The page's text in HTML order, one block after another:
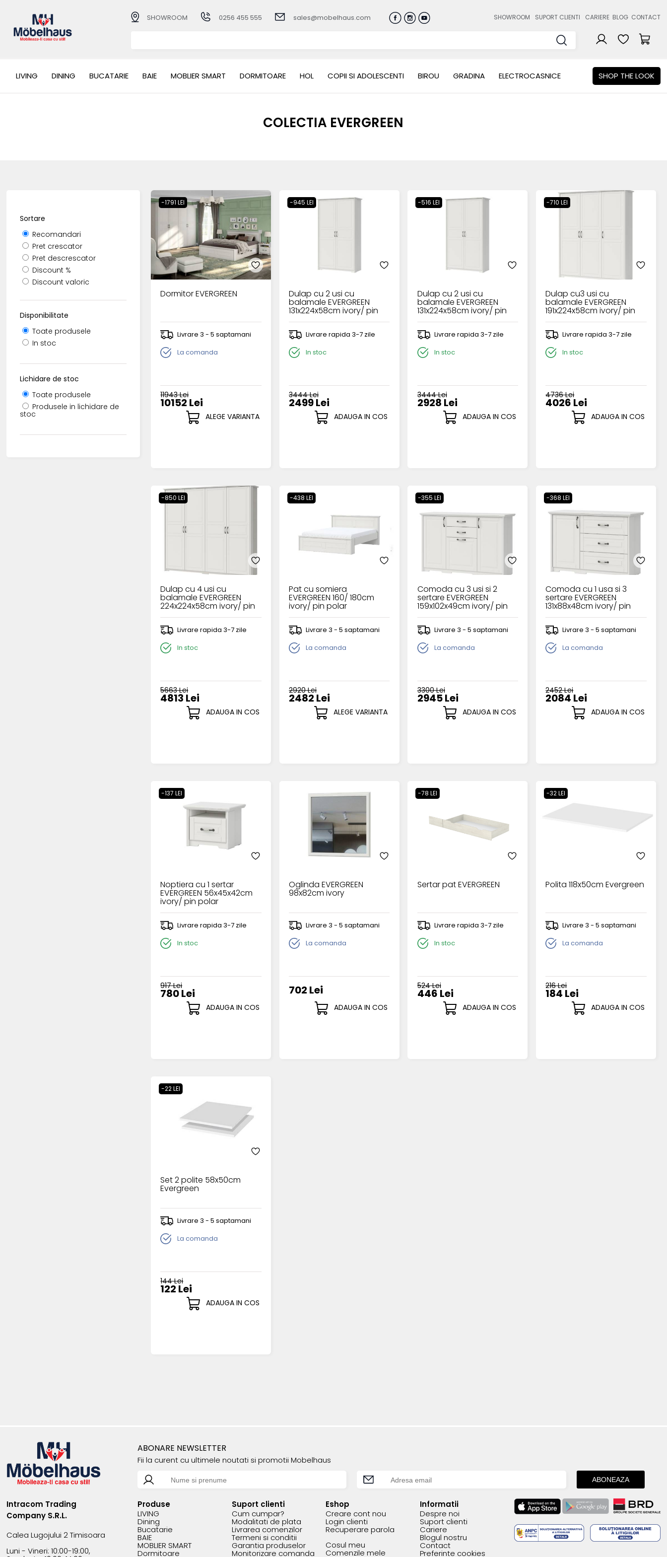
SHOWROOM 0256 455 555 sales@mobelhaus.com SHOWROOM SUPORT CLIENTI CARIERE BLOG CONTACT
LIVING DINING BUCATARIE BAIE MOBLIER SMART DORMITOARE HOL COPII SI ADOLESCENTI BIROU GRADINA ELECTROCASNICE SHOP THE LOOK
COLECTIA EVERGREEN
Sortare
Recomandari
Pret crescator
Pret descrescator
Discount %
Discount valoric
Disponibilitate
Toate produsele
In stoc
Lichidare de stoc
Toate produsele
Produsele in lichidare de
stoc
-1791 LEI
Dormitor EVERGREEN
Livrare 3 - 5 saptamani
La comanda
11943 Lei
10152 Lei
ALEGE VARIANTA
-945 LEI
Dulap cu 2 usi cu
balamale EVERGREEN
131x224x58cm ivory/ pin
Livrare rapida 3-7 zile
In stoc
3444 Lei
2499 Lei
ADAUGA IN COS
-516 LEI
Dulap cu 2 usi cu
balamale EVERGREEN
131x224x58cm ivory/ pin
Livrare rapida 3-7 zile
In stoc
3444 Lei
2928 Lei
ADAUGA IN COS
-710 LEI
Dulap cu3 usi cu
balamale EVERGREEN
191x224x58cm ivory/ pin
Livrare rapida 3-7 zile
In stoc
4736 Lei
4026 Lei
ADAUGA IN COS
-850 LEI
Dulap cu 4 usi cu
balamale EVERGREEN
224x224x58cm ivory/ pin
Livrare rapida 3-7 zile
In stoc
5663 Lei
4813 Lei
ADAUGA IN COS
-438 LEI
Pat cu somiera
EVERGREEN 160/ 180cm
ivory/ pin polar
Livrare 3 - 5 saptamani
La comanda
2920 Lei
2482 Lei
ALEGE VARIANTA
-355 LEI
Comoda cu 3 usi si 2
sertare EVERGREEN
159x102x49cm ivory/ pin
Livrare 3 - 5 saptamani
La comanda
3300 Lei
2945 Lei
ADAUGA IN COS
-368 LEI
Comoda cu 1 usa si 3
sertare EVERGREEN
131x88x48cm ivory/ pin
Livrare 3 - 5 saptamani
La comanda
2452 Lei
2084 Lei
ADAUGA IN COS
-137 LEI
Noptiera cu 1 sertar
EVERGREEN 56x45x42cm
ivory/ pin polar
Livrare rapida 3-7 zile
In stoc
917 Lei
780 Lei
ADAUGA IN COS
Oglinda EVERGREEN
98x82cm ivory
Livrare 3 - 5 saptamani
La comanda
702 Lei
ADAUGA IN COS
-78 LEI
Sertar pat EVERGREEN
Livrare rapida 3-7 zile
In stoc
524 Lei
446 Lei
ADAUGA IN COS
-32 LEI
Polita 118x50cm Evergreen
Livrare 3 - 5 saptamani
La comanda
216 Lei
184 Lei
ADAUGA IN COS
-22 LEI
Set 2 polite 58x50cm
Evergreen
Livrare 3 - 5 saptamani
La comanda
144 Lei
122 Lei
ADAUGA IN COS
ABONARE NEWSLETTER
Fii la curent cu ultimele noutati si promotii Mobelhaus
Intracom Trading
Company S.R.L.
Calea Lugojului 2 Timisoara
Luni - Vineri: 10:00-19:00,
Produse
LIVING
Dining
Bucatarie
BAIE
MOBLIER SMART
Dormitoare
Suport clienti
Cum cumpar?
Modalitati de plata
Livrarea comenzilor
Termeni si conditii
Garantia produselor
Monitorizare comanda
Eshop
Creare cont nou
Login clienti
Recuperare parola
Cosul meu
Comenzile mele
Informatii
Despre noi
Suport clienti
Cariere
Blogul nostru
Contact
Preferinte cookies